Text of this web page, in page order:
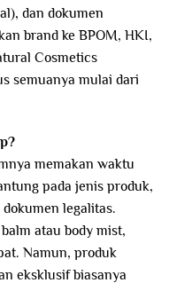
dan dokumen
brand ke BPOM, HKI,
Cosmetics
semuanya mulai dari
memakan waktu
pada jenis produk,
legalitas.
atau body mist,
Namun, produk
eksklusif biasanya